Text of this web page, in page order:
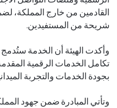
القادمين من خارج المملكة،
شريحة من المستفيدين.
وأكدت الهيئة أن الخدمة
تكامل الخدمات الرقمية
بجودة الخدمات والتجربة
وتأتي المبادرة ضمن جهود